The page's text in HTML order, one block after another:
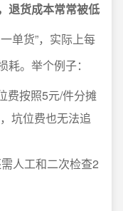
退货成本常常被低
单货”，实际上每
。举个例子：
费按照5元/件分摊
坑位费也无法追
人工和二次检查2